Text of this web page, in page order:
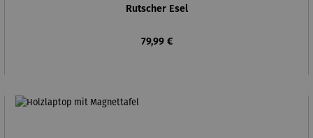
Rutscher Esel
Regulärer Preis:
79,99 €